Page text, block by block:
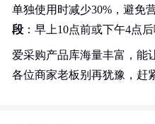
单独使用时减少30%，避免
段 ：早上10点前或下午4点
爱采购产品库海量丰富，能
各位商家老板别再犹豫，赶